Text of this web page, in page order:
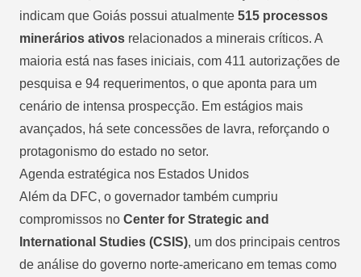
indicam que Goiás possui atualmente 515 processos
minerários ativos relacionados a minerais críticos. A
maioria está nas fases iniciais, com 411 autorizações de
pesquisa e 94 requerimentos, o que aponta para um
cenário de intensa prospecção. Em estágios mais
avançados, há sete concessões de lavra, reforçando o
protagonismo do estado no setor.
Agenda estratégica nos Estados Unidos
Além da DFC, o governador também cumpriu
compromissos no Center for Strategic and
International Studies (CSIS), um dos principais centros
de análise do governo norte-americano em temas como